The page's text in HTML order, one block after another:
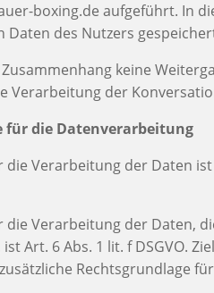
boxing.de aufgeführt. In
Daten des Nutzers
keine
Verarbeitung der
für die Datenverarbeitung
die Verarbeitung der Daten
die Verarbeitung der Daten,
Art. 6 Abs. 1 lit. f DSGVO.
Rechtsgrundlage